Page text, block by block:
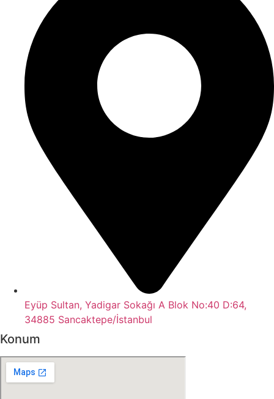
Eyüp Sultan, Yadigar Sokağı A Blok No:40 D:64,
34885 Sancaktepe/İstanbul
Konum